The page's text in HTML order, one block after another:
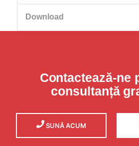
Download
Contactează-ne
consultanță
SUNĂ ACUM